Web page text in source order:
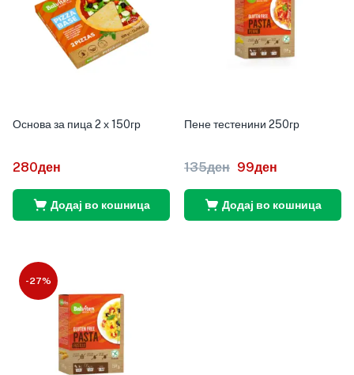
Основа за пица 2 х 150гр
280ден
Додај во кошница
Пене тестенини 250гр
135ден 99ден
Додај во кошница
-27%